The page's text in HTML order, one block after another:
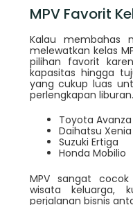
MPV Favorit
Kalau membahas
melewatkan kelas
pilihan favorit
kapasitas hingga
yang cukup luas
perlengkapan liburan.
Toyota Avanza
Daihatsu Xenia
Suzuki Ertiga
Honda Mobilio
MPV sangat
wisata keluarga,
perjalanan bisnis